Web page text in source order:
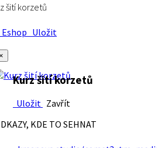
šití korzetů
Uložit
Kurz šití korzetů
Uložit Zavřít
KDE TO SEHNAT